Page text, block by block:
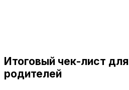
Итоговый чек-лист для
родителей